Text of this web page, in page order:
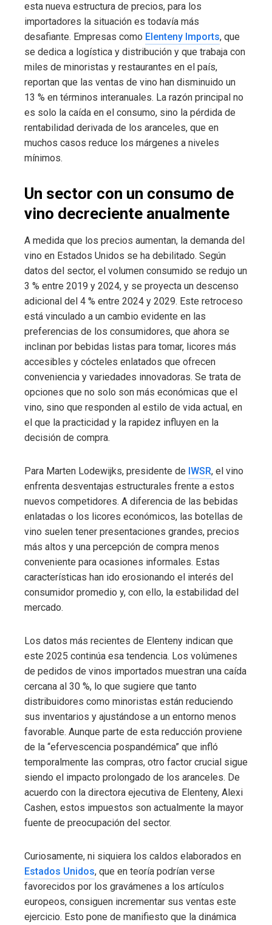
esta nueva estructura de precios, para los
importadores la situación es todavía más
desafiante. Empresas como Elenteny Imports, que
se dedica a logística y distribución y que trabaja con
miles de minoristas y restaurantes en el país,
reportan que las ventas de vino han disminuido un
13 % en términos interanuales. La razón principal no
es solo la caída en el consumo, sino la pérdida de
rentabilidad derivada de los aranceles, que en
muchos casos reduce los márgenes a niveles
mínimos.
Un sector con un consumo de
vino decreciente anualmente
A medida que los precios aumentan, la demanda del
vino en Estados Unidos se ha debilitado. Según
datos del sector, el volumen consumido se redujo un
3 % entre 2019 y 2024, y se proyecta un descenso
adicional del 4 % entre 2024 y 2029. Este retroceso
está vinculado a un cambio evidente en las
preferencias de los consumidores, que ahora se
inclinan por bebidas listas para tomar, licores más
accesibles y cócteles enlatados que ofrecen
conveniencia y variedades innovadoras. Se trata de
opciones que no solo son más económicas que el
vino, sino que responden al estilo de vida actual, en
el que la practicidad y la rapidez influyen en la
decisión de compra.
Para Marten Lodewijks, presidente de IWSR, el vino
enfrenta desventajas estructurales frente a estos
nuevos competidores. A diferencia de las bebidas
enlatadas o los licores económicos, las botellas de
vino suelen tener presentaciones grandes, precios
más altos y una percepción de compra menos
conveniente para ocasiones informales. Estas
características han ido erosionando el interés del
consumidor promedio y, con ello, la estabilidad del
mercado.
Los datos más recientes de Elenteny indican que
este 2025 continúa esa tendencia. Los volúmenes
de pedidos de vinos importados muestran una caída
cercana al 30 %, lo que sugiere que tanto
distribuidores como minoristas están reduciendo
sus inventarios y ajustándose a un entorno menos
favorable. Aunque parte de esta reducción proviene
de la “efervescencia pospandémica” que infló
temporalmente las compras, otro factor crucial sigue
siendo el impacto prolongado de los aranceles. De
acuerdo con la directora ejecutiva de Elenteny, Alexi
Cashen, estos impuestos son actualmente la mayor
fuente de preocupación del sector.
Curiosamente, ni siquiera los caldos elaborados en
Estados Unidos, que en teoría podrían verse
favorecidos por los gravámenes a los artículos
europeos, consiguen incrementar sus ventas este
ejercicio. Esto pone de manifiesto que la dinámica